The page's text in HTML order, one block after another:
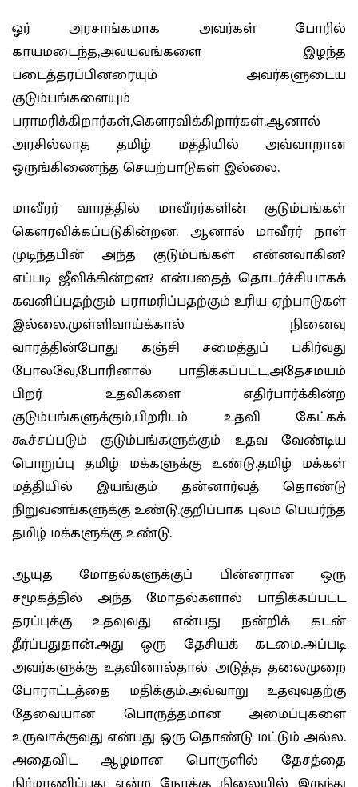
ஓர் அரசாங்கமாக அவர்கள் போரில்
காயமடைந்த,அவயவங்களை இழந்த
படைத்தரப்பினரையும் அவர்களுடைய
குடும்பங்களையும்
பராமரிக்கிறார்கள்,கௌரவிக்கிறார்கள்.ஆனால்
அரசில்லாத தமிழ் மத்தியில் அவ்வாறான
ஒருங்கிணைந்த செயற்பாடுகள் இல்லை.
மாவீரர் வாரத்தில் மாவீரர்களின் குடும்பங்கள்
கௌரவிக்கப்படுகின்றன. ஆனால் மாவீரர் நாள்
முடிந்தபின் அந்த குடும்பங்கள் என்னவாகின?
எப்படி ஜீவிக்கின்றன? என்பதைத் தொடர்ச்சியாகக்
கவனிப்பதற்கும் பராமரிப்பதற்கும் உரிய ஏற்பாடுகள்
இல்லை.முள்ளிவாய்க்கால் நினைவு
வாரத்தின்போது கஞ்சி சமைத்துப் பகிர்வது
போலவே,போரினால் பாதிக்கப்பட்ட,அதேசமயம்
பிறர் உதவிகளை எதிர்பார்க்கின்ற
குடும்பங்களுக்கும்,பிறரிடம் உதவி கேட்கக்
கூச்சப்படும் குடும்பங்களுக்கும் உதவ வேண்டிய
பொறுப்பு தமிழ் மக்களுக்கு உண்டு.தமிழ் மக்கள்
மத்தியில் இயங்கும் தன்னார்வத் தொண்டு
நிறுவனங்களுக்கு உண்டு.குறிப்பாக புலம் பெயர்ந்த
தமிழ் மக்களுக்கு உண்டு.
ஆயுத மோதல்களுக்குப் பின்னரான ஒரு
சமூகத்தில் அந்த மோதல்களால் பாதிக்கப்பட்ட
தரப்புக்கு உதவுவது என்பது நன்றிக் கடன்
தீர்ப்பதுதான்.அது ஒரு தேசியக் கடமை.அப்படி
அவர்களுக்கு உதவினால்தால் அடுத்த தலைமுறை
போராட்டத்தை மதிக்கும்.அவ்வாறு உதவுவதற்கு
தேவையான பொருத்தமான அமைப்புகளை
உருவாக்குவது என்பது ஒரு தொண்டு மட்டும் அல்ல.
அதைவிட ஆழமான பொருளில் தேசத்தை